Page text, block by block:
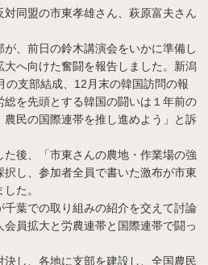
同盟の市東孝雄さん、萩原富夫さん
、前日の鈴木講演会をいかに準備し
へ向けた奮闘を報告しました。新潟
の支部結成、12月末の韓国訪問の報
を先頭とする韓国の闘いは１年前の
民の国際連帯を推し進めよう」と訴
後、「市東さんの農地・作業場の強
し、参加者全員で書いた激布が市東
た。
葉での取り組みの紹介を交えて討論
員拡大と労農連帯と国際連帯で闘っ
し、各地に支部を建設し、全国農民